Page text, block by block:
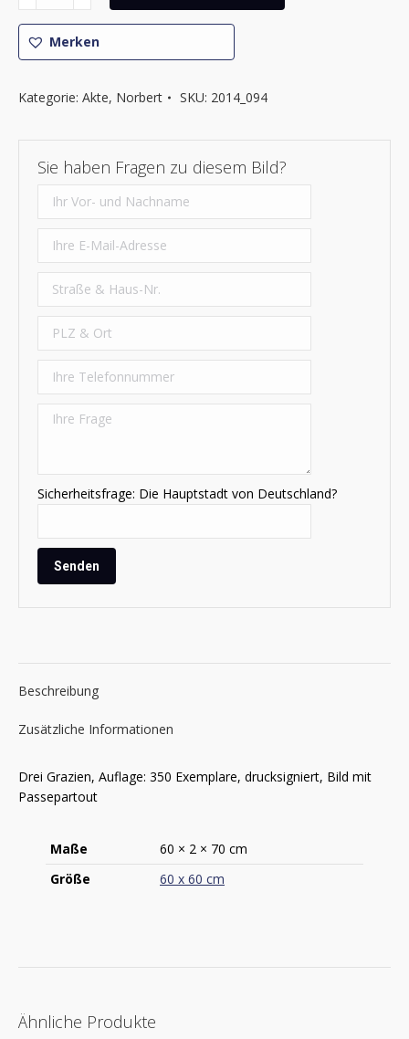
Grazien
Menge
Merken
Kategorie: Akte, Norbert SKU: 2014_094
Sie haben Fragen zu diesem Bild?
Sicherheitsfrage: Die Hauptstadt von Deutschland?
Beschreibung
Zusätzliche Informationen
Drei Grazien, Auflage: 350 Exemplare, drucksigniert, Bild mit
Passepartout
Maße
60 × 2 × 70 cm
Größe
60 x 60 cm
Ähnliche Produkte